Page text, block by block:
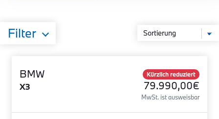
Filter
BMW
X3
Kürzlich reduziert
79.990,00€
MwSt. ist ausweisbar